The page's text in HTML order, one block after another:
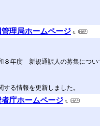
管理局ホームページ
８年度 新規通訳人の募集につい
る情報を更新しました。
庁ホームページ